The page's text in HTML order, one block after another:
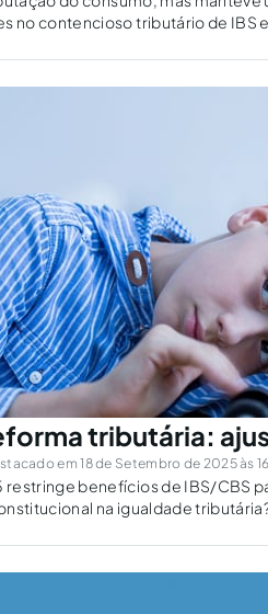
no contencioso tributário de IBS
tributária:
em 18 de Setembro de 2025 às
benefícios de IBS/CBS
na igualdade